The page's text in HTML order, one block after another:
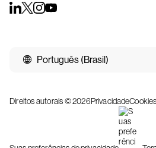
Português (Brasil)
Direitos autorais © 2026PrivacidadeCookies